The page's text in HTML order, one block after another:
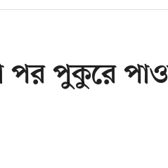
পর পুকুরে